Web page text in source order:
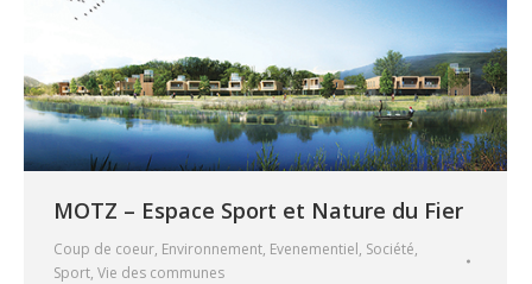
MOTZ – Espace Sport et Nature du Fier
Coup de coeur, Environnement, Evenementiel, Société,
Sport, Vie des communes